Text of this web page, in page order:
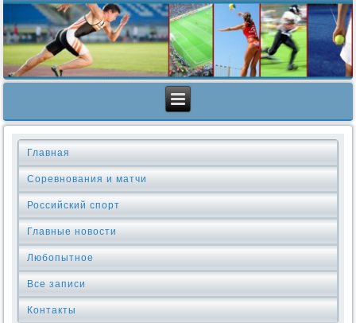
Главная
Соревнования и матчи
Российский спорт
Главные новости
Любопытное
Все записи
Контакты